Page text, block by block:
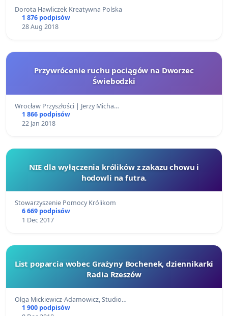
Dorota Hawliczek Kreatywna Polska
1 876 podpisów
28 Aug 2018
Przywrócenie ruchu pociągów na Dworzec
Świebodzki
Wrocław Przyszłości | Jerzy Micha…
1 866 podpisów
22 Jan 2018
NIE dla wyłączenia królików z zakazu chowu i
hodowli na futra.
Stowarzyszenie Pomocy Królikom
6 669 podpisów
1 Dec 2017
List poparcia wobec Grażyny Bochenek, dziennikarki
Radia Rzeszów
Olga Mickiewicz-Adamowicz, Studio…
1 900 podpisów